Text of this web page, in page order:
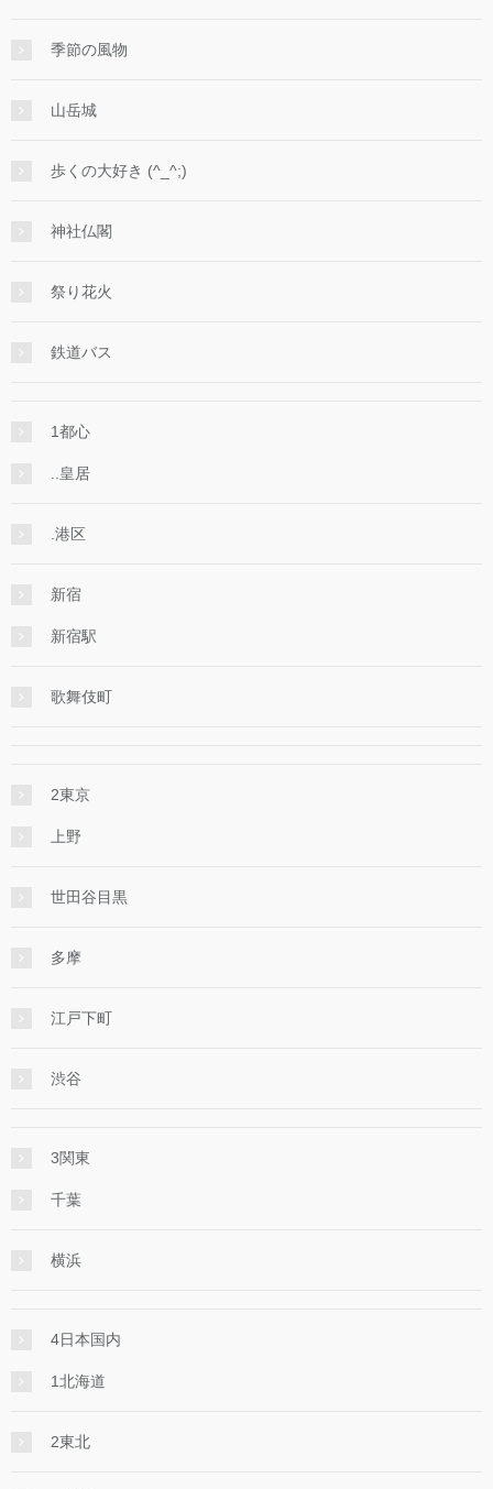
季節の風物
山岳城
歩くの大好き (^_^;)
神社仏閣
祭り花火
鉄道バス
1都心
..皇居
.港区
新宿
新宿駅
歌舞伎町
2東京
上野
世田谷目黒
多摩
江戸下町
渋谷
3関東
千葉
横浜
4日本国内
1北海道
2東北